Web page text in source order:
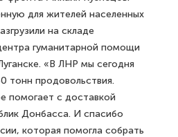
для жителей населенных
на складе
гуманитарной помощи
«В ЛНР мы сегодня
тонн продовольствия.
помогает с доставкой
Донбасса. И спасибо
которая помогла собрать